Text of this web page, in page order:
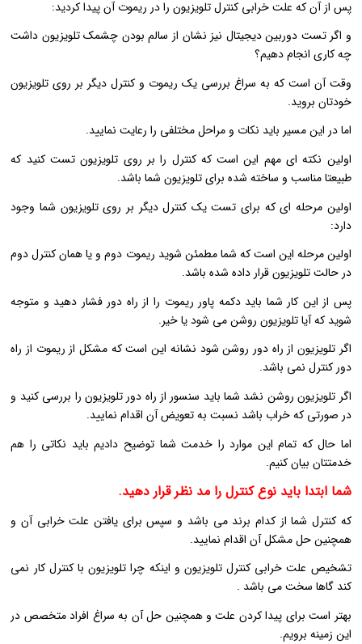
پس از آن که علت خرابی کنترل تلویزیون را در ریموت آن پیدا کردید:
و اگر تست دوربین دیجیتال نیز نشان از سالم بودن چشمک تلویزیون داشت
چه کاری انجام دهیم؟
وقت آن است که به سراغ بررسی یک ریموت و کنترل دیگر بر روی تلویزیون
خودتان بروید.
اما در این مسیر باید نکات و مراحل مختلفی را رعایت نمایید.
اولین نکته ای مهم این است که کنترل را بر روی تلویزیون تست کنید که
طبیعتا مناسب و ساخته شده برای تلویزیون شما باشد.
اولین مرحله ای که برای تست یک کنترل دیگر بر روی تلویزیون شما وجود
دارد:
اولین مرحله این است که شما مطمئن شوید ریموت دوم و یا همان کنترل دوم
در حالت تلویزیون قرار داده شده باشد.
پس از این کار شما باید دکمه پاور ریموت را از راه‌ دور فشار دهید و متوجه
شوید که آیا تلویزیون روشن می شود یا خیر.
اگر تلویزیون از راه دور روشن شود نشانه این است که مشکل از ریموت از راه
دور کنترل نمی باشد.
اگر تلویزیون روشن نشد شما باید سنسور از راه دور تلویزیون را بررسی کنید و
در صورتی که خراب باشد نسبت به تعویض آن اقدام نمایید.
اما حال که تمام این موارد را خدمت شما توضیح دادیم باید نکاتی را هم
خدمتتان بیان کنیم.
شما ابتدا باید نوع کنترل را مد نظر قرار دهید.
که کنترل شما از کدام برند می باشد و سپس برای یافتن علت خرابی آن و
همچنین حل مشکل آن اقدام نمایید.
تشخیص علت خرابی کنترل تلویزیون و اینکه چرا تلویزیون با کنترل کار نمی
کند گاها سخت می باشد .
بهتر است برای پیدا کردن علت و همچنین حل آن به سراغ افراد متخصص در
این زمینه برویم.